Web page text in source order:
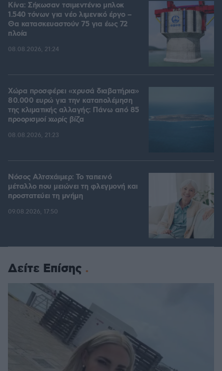
Κίνα: Σήκωσαν τσιμεντένιο μπλοκ
1.540 τόνων για νέο λιμενικό έργο –
Θα κατασκευαστούν 75 για έως 72
πλοία
08.08.2026, 21:24
Χώρα προσφέρει «χρυσά διαβατήρια»
80.000 ευρώ για την καταπολέμηση
της κλιματικής αλλαγής: Πάνω από 85
προορισμοί χωρίς βίζα
08.08.2026, 21:23
Νόσος Αλτσχάιμερ: Το ταπεινό
μέταλλο που μειώνει τη φλεγμονή και
προστατεύει τη μνήμη
09.08.2026, 17:50
Δείτε Επίσης